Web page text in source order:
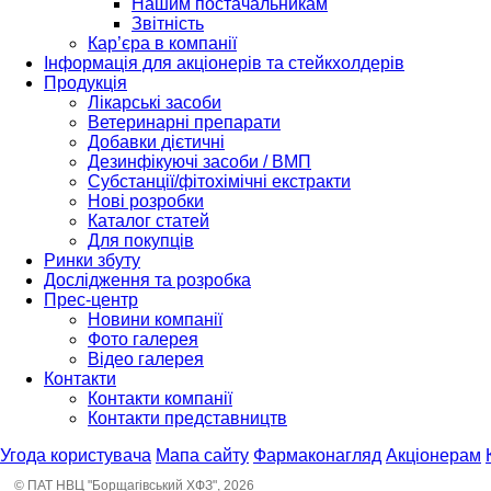
Нашим постачальникам
Звітність
Кар’єра в компанії
Інформація для акціонерів та стейкхолдерів
Продукція
Лікарські засоби
Ветеринарні препарати
Добавки дієтичні
Дезинфікуючі засоби / ВМП
Субстанції/фітохімічні екстракти
Нові розробки
Каталог статей
Для покупців
Ринки збуту
Дослідження та розробка
Прес-центр
Новини компанії
Фото галерея
Відео галерея
Контакти
Контакти компанії
Контакти представництв
Угода користувача Мапа сайту Фармаконагляд Акціонерам
© ПАТ НВЦ "Борщагівський ХФЗ", 2026